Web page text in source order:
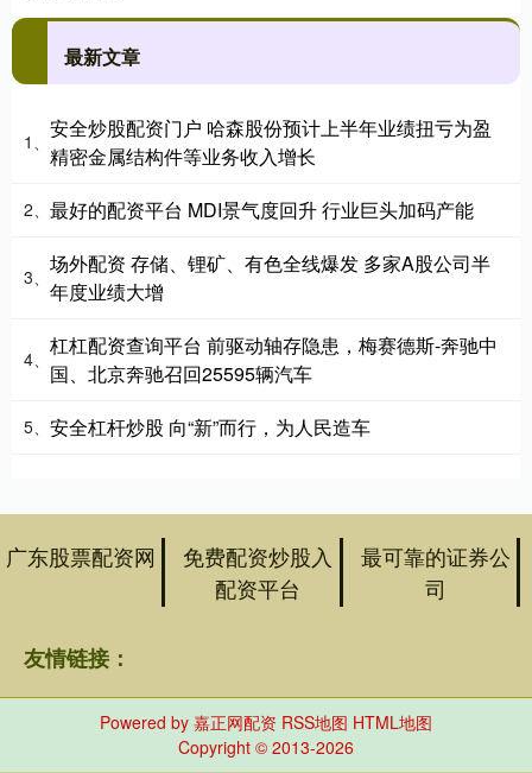
最新文章
1、
安全炒股配资门户 哈森股份预计上半年业绩扭亏为盈
精密金属结构件等业务收入增长
2、 最好的配资平台 MDI景气度回升 行业巨头加码产能
3、
场外配资 存储、锂矿、有色全线爆发 多家A股公司半
年度业绩大增
4、
杠杠配资查询平台 前驱动轴存隐患，梅赛德斯-奔驰中
国、北京奔驰召回25595辆汽车
5、 安全杠杆炒股 向“新”而行，为人民造车
广东股票配资网
免费配资炒股入
配资平台
最可靠的证券公
司
友情链接：
Powered by 嘉正网配资 RSS地图 HTML地图
Copyright © 2013-2026